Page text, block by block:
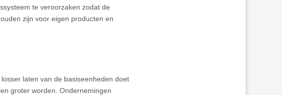
te veroorzaken zodat de
zijn voor eigen producten en
laten van de basiseenheden doet
groter worden. Ondernemingen